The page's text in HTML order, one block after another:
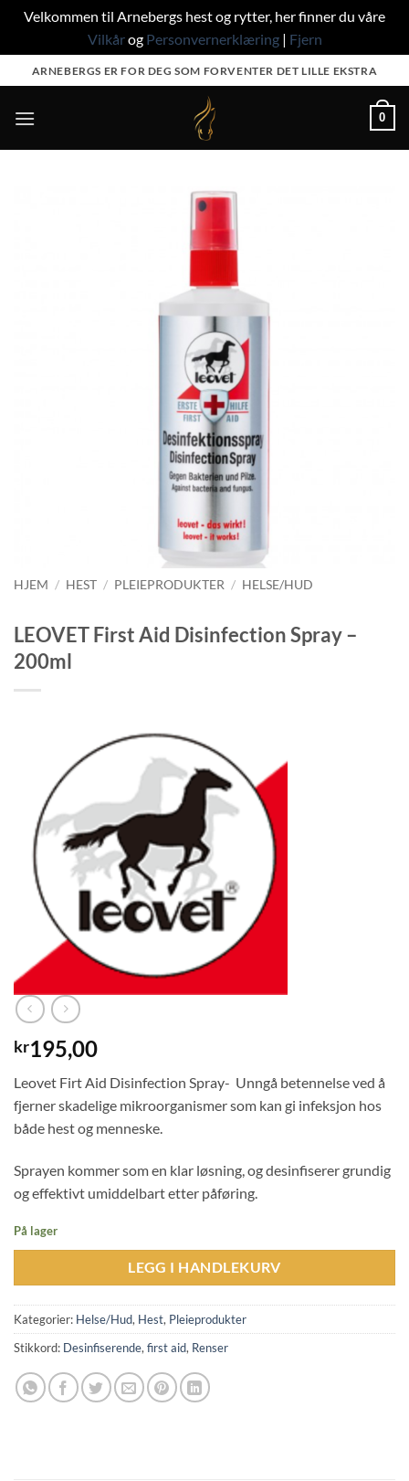
Velkommen til Arnebergs hest og rytter, her finner du våre
Vilkårog Personvernerklæring| Fjern
to
content
ARNEBERGS ER FOR DEG SOM FORVENTER DET LILLE EKSTRA
0
HJEM / HEST / PLEIEPRODUKTER / HELSE/HUD
LEOVET First Aid Disinfection Spray –
200ml
kr195,00
Leovet Firt Aid Disinfection Spray- Unngå betennelse ved å
fjerner skadelige mikroorganismer som kan gi infeksjon hos
både hest og menneske.
Sprayen kommer som en klar løsning, og desinfiserer grundig
og effektivt umiddelbart etter påføring.
På lager
LEGG I HANDLEKURV
Kategorier: Helse/Hud, Hest, Pleieprodukter
Stikkord: Desinfiserende, first aid, Renser